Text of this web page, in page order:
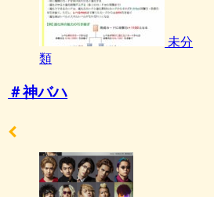
未分
類
＃神バハ